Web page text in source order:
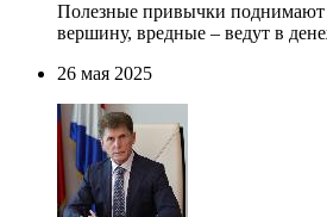
Полезные привычки
вершину, вредные – ведут в
26 мая 2025